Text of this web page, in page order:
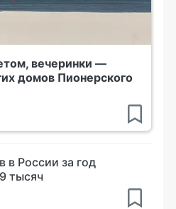
вечеринки —
домов Пионерского
в России за год
тысяч